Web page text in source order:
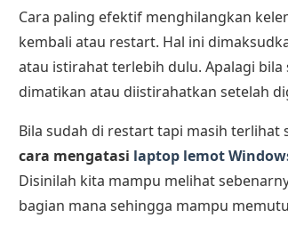
Cara paling efektif menghilangkan
kembali atau restart. Hal ini
atau istirahat terlebih dulu. Apalagi
dimatikan atau diistirahatkan setelah
Bila sudah di restart tapi masih terlihat
cara mengatasi laptop lemot
Disinilah kita mampu melihat
bagian mana sehingga mampu